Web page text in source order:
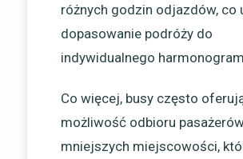
różnych godzin odjazdów, co
dopasowanie podróży do
indywidualnego
Co więcej, busy często
możliwość odbioru
mniejszych miejscowości,